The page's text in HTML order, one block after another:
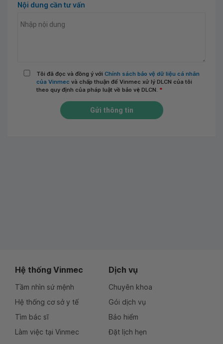
Nội dung cần tư vấn
Tôi đã đọc và đồng ý với Chính sách bảo vệ dữ liệu cá nhân
của Vinmec và chấp thuận để Vinmec xử lý DLCN của tôi
theo quy định của pháp luật về bảo vệ DLCN. *
Gửi thông tin
Hệ thống Vinmec
Tầm nhìn sứ mệnh
Hệ thống cơ sở y tế
Tìm bác sĩ
Làm việc tại Vinmec
Dịch vụ
Chuyên khoa
Gói dịch vụ
Bảo hiểm
Đặt lịch hẹn